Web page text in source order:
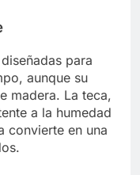
para
aunque su
madera. La teca,
a la humedad
convierte en una